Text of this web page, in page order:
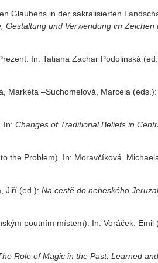
Glaubens in der sakralisierten
Gestaltung und Verwendung im
In: Tatiana Zachar Podolinská
Markéta –Suchomelová, Marcela (eds.):
In: Changes of Traditional Beliefs in
the Problem). In: Moravčíková,
Jiří (ed.): Na cestě do nebeského
poutním místem). In: Voráček, Emil
Role of Magic in the Past. Learned